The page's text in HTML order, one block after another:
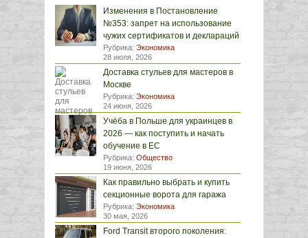
Изменения в Постановление
№353: запрет на использование
чужих сертификатов и деклараций
Рубрика: Экономика
28 июля, 2026
Доставка стульев для мастеров в
Москве
Рубрика: Экономика
24 июня, 2026
Учёба в Польше для украинцев в
2026 — как поступить и начать
обучение в ЕС
Рубрика: Общество
19 июня, 2026
Как правильно выбрать и купить
секционные ворота для гаража
Рубрика: Экономика
30 мая, 2026
Ford Transit второго поколения: